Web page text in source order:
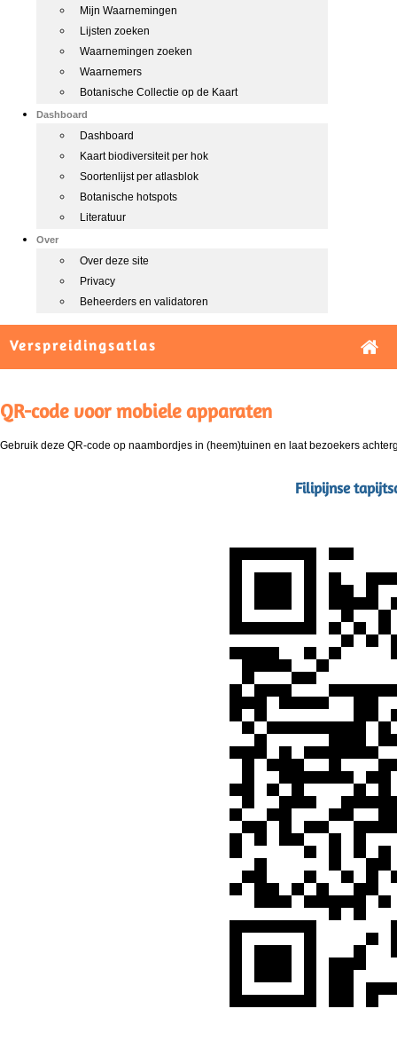
Mijn Waarnemingen
Lijsten zoeken
Waarnemingen zoeken
Waarnemers
Botanische Collectie op de Kaart
Dashboard
Dashboard
Kaart biodiversiteit per hok
Soortenlijst per atlasblok
Botanische hotspots
Literatuur
Over
Over deze site
Privacy
Beheerders en validatoren
Verspreidingsatlas
QR-code voor mobiele apparaten
Gebruik deze QR-code op naambordjes in (heem)tuinen en laat bezoekers
Filipijnse